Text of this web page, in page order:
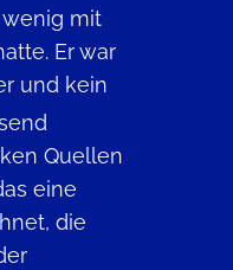
mit
Er war
und kein
Quellen
eine
die